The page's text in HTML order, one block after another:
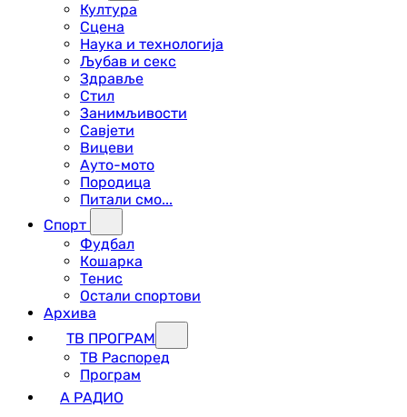
Култура
Сцена
Наука и технологија
Љубав и секс
Здравље
Стил
Занимљивости
Савјети
Вицеви
Ауто-мото
Породица
Питали смо...
Спорт
Фудбал
Кошарка
Тенис
Остали спортови
Архива
ТВ ПРОГРАМ
ТВ Распоред
Програм
А РАДИО